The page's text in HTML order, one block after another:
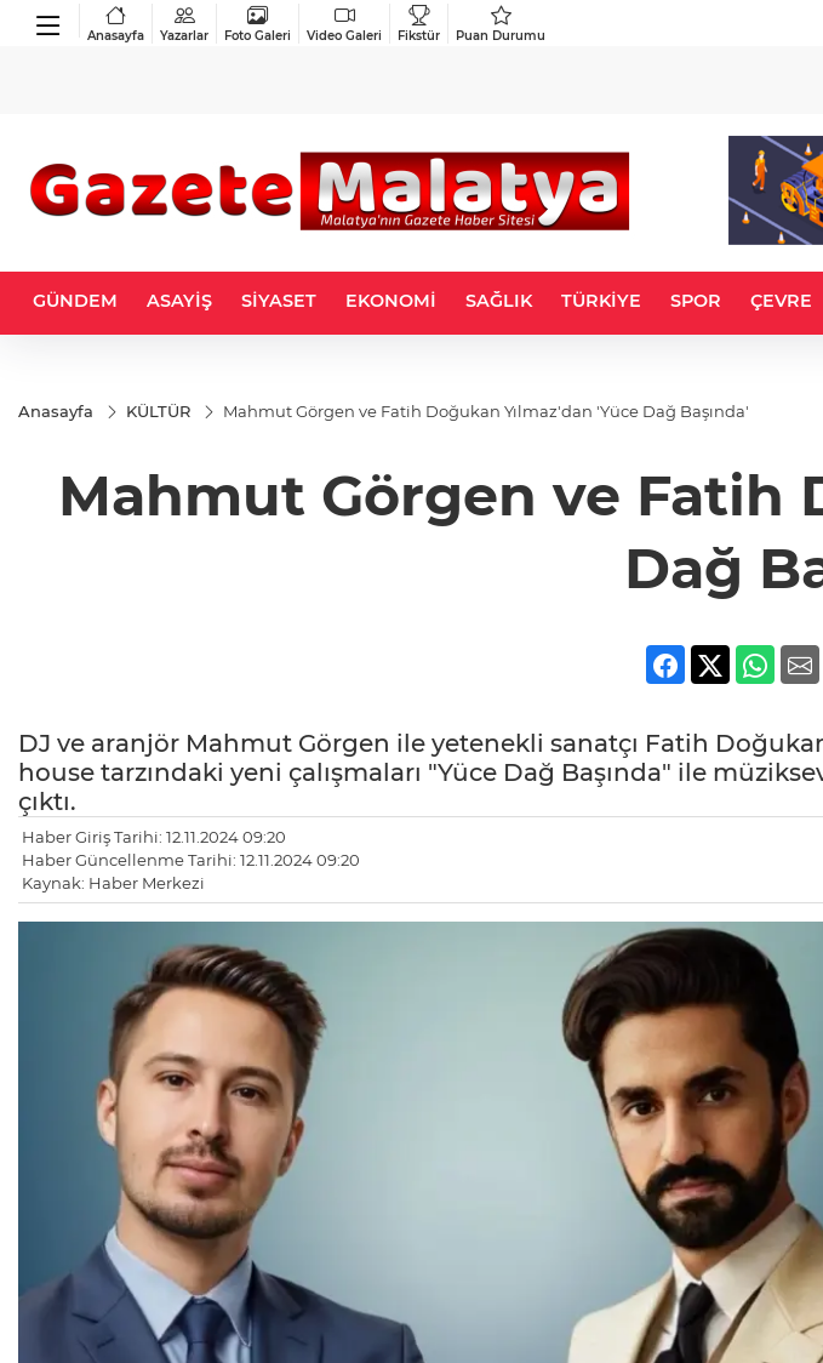
Anasayfa Yazarlar Foto Galeri Video Galeri Fikstür Puan Durumu
GÜNDEM ASAYİŞ SİYASET EKONOMİ SAĞLIK TÜRKİYE SPOR ÇEVRE
Anasayfa KÜLTÜR Mahmut Görgen ve Fatih Doğukan Yılmaz'dan 'Yüce Dağ Başında'
Mahmut Görgen ve Fatih
Dağ
DJ ve aranjör Mahmut Görgen ile yetenekli sanatçı Fatih
house tarzındaki yeni çalışmaları "Yüce Dağ Başında" ile
çıktı.
Haber Giriş Tarihi: 12.11.2024 09:20
Haber Güncellenme Tarihi: 12.11.2024 09:20
Kaynak: Haber Merkezi